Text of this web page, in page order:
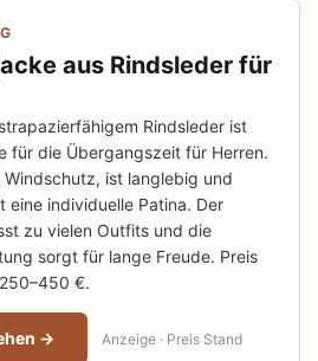
aus Rindsleder für
Rindsleder ist
für die Übergangszeit für Herren.
ist langlebig und
individuelle Patina. Der
zu vielen Outfits und die
sorgt für lange Freude. Preis
€.
→ Anzeige · Preis Stand